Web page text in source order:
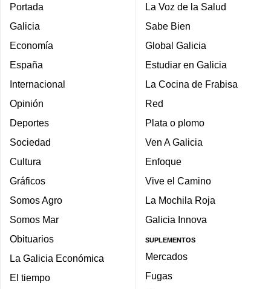
Portada
Galicia
Economía
España
Internacional
Opinión
Deportes
Sociedad
Cultura
Gráficos
Somos Agro
Somos Mar
Obituarios
La Galicia Económica
El tiempo
La Voz de la Salud
Sabe Bien
Global Galicia
Estudiar en Galicia
La Cocina de Frabisa
Red
Plata o plomo
Ven A Galicia
Enfoque
Vive el Camino
La Mochila Roja
Galicia Innova
SUPLEMENTOS
Mercados
Fugas